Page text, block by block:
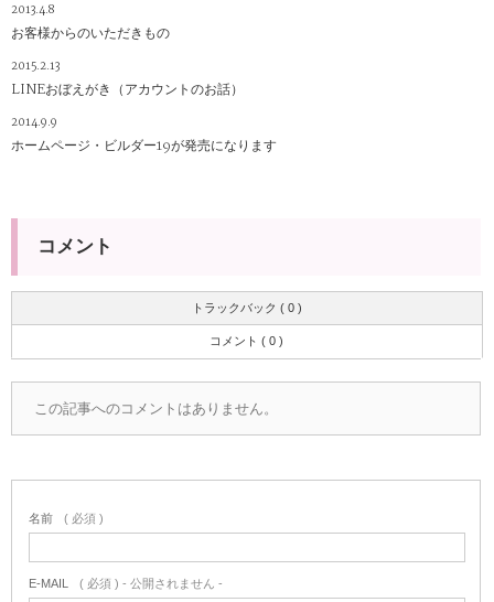
2013.4.8
お客様からのいただきもの
2015.2.13
LINEおぼえがき（アカウントのお話）
2014.9.9
ホームページ・ビルダー19が発売になります
コメント
トラックバック ( 0 )
コメント ( 0 )
この記事へのコメントはありません。
名前 ( 必須 )
E-MAIL ( 必須 ) - 公開されません -